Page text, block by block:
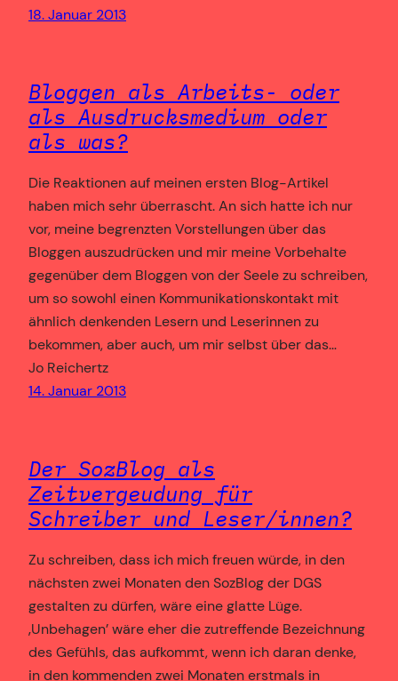
18. Januar 2013
Bloggen als Arbeits- oder
als Ausdrucksmedium oder
als was?
Die Reaktionen auf meinen ersten Blog-Artikel
haben mich sehr überrascht. An sich hatte ich nur
vor, meine begrenzten Vorstellungen über das
Bloggen auszudrücken und mir meine Vorbehalte
gegenüber dem Bloggen von der Seele zu schreiben,
um so sowohl einen Kommunikationskontakt mit
ähnlich denkenden Lesern und Leserinnen zu
bekommen, aber auch, um mir selbst über das…
Jo Reichertz
14. Januar 2013
Der SozBlog als
Zeitvergeudung für
Schreiber und Leser/innen?
Zu schreiben, dass ich mich freuen würde, in den
nächsten zwei Monaten den SozBlog der DGS
gestalten zu dürfen, wäre eine glatte Lüge.
‚Unbehagen’ wäre eher die zutreffende Bezeichnung
des Gefühls, das aufkommt, wenn ich daran denke,
in den kommenden zwei Monaten erstmals in